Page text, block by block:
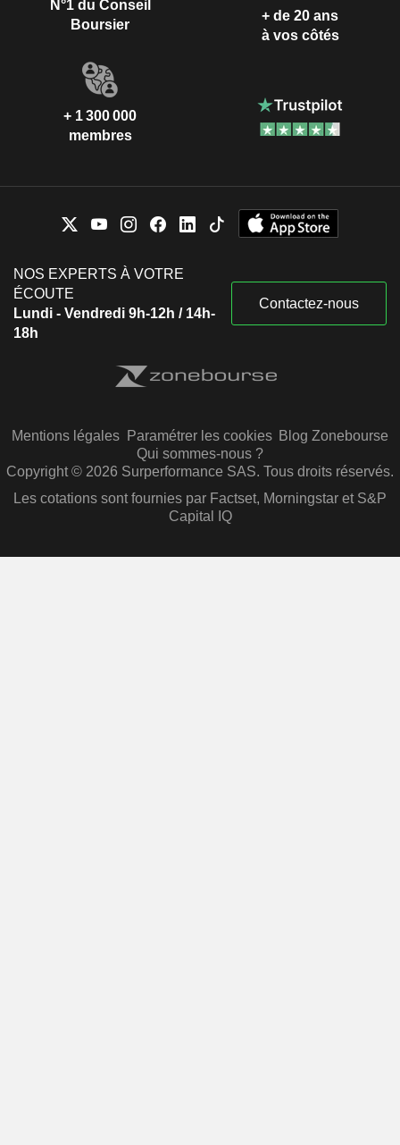
N°1 du Conseil
Boursier
+ de 20 ans
à vos côtés
+ 1 300 000
membres
NOS EXPERTS À VOTRE
ÉCOUTE
Lundi - Vendredi 9h-12h / 14h-
18h
Contactez-nous
Mentions légales Paramétrer les cookies Blog Zonebourse
Qui sommes-nous ?
Copyright © 2026 Surperformance SAS. Tous droits réservés.
Les cotations sont fournies par Factset, Morningstar et S&P
Capital IQ